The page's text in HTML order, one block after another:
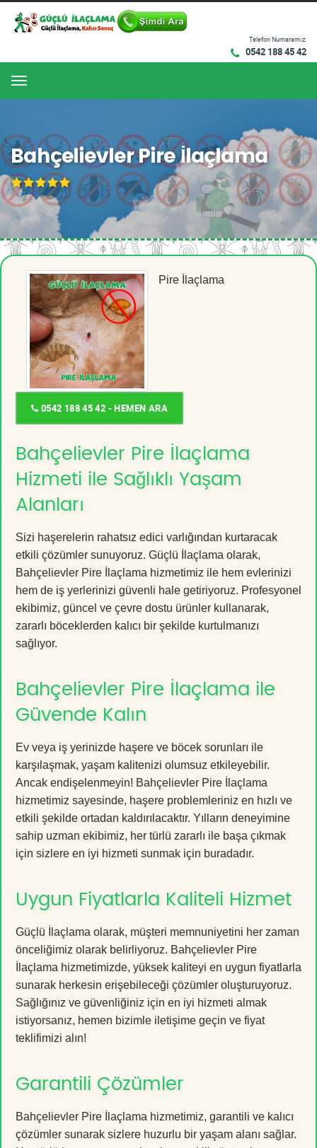
Telefon Numaramız:
0542 188 45 42
Menu
Bahçelievler Pire İlaçlama
Pire İlaçlama
0542 188 45 42 - HEMEN ARA
Bahçelievler Pire İlaçlama
Hizmeti ile Sağlıklı Yaşam
Alanları
Sizi haşerelerin rahatsız edici varlığından kurtaracak
etkili çözümler sunuyoruz. Güçlü İlaçlama olarak,
Bahçelievler Pire İlaçlama hizmetimiz ile hem evlerinizi
hem de iş yerlerinizi güvenli hale getiriyoruz. Profesyonel
ekibimiz, güncel ve çevre dostu ürünler kullanarak,
zararlı böceklerden kalıcı bir şekilde kurtulmanızı
sağlıyor.
Bahçelievler Pire İlaçlama ile
Güvende Kalın
Ev veya iş yerinizde haşere ve böcek sorunları ile
karşılaşmak, yaşam kalitenizi olumsuz etkileyebilir.
Ancak endişelenmeyin! Bahçelievler Pire İlaçlama
hizmetimiz sayesinde, haşere problemleriniz en hızlı ve
etkili şekilde ortadan kaldırılacaktır. Yılların deneyimine
sahip uzman ekibimiz, her türlü zararlı ile başa çıkmak
için sizlere en iyi hizmeti sunmak için buradadır.
Uygun Fiyatlarla Kaliteli Hizmet
Güçlü İlaçlama olarak, müşteri memnuniyetini her zaman
önceliğimiz olarak belirliyoruz. Bahçelievler Pire
İlaçlama hizmetimizde, yüksek kaliteyi en uygun fiyatlarla
sunarak herkesin erişebileceği çözümler oluşturuyoruz.
Sağlığınız ve güvenliğiniz için en iyi hizmeti almak
istiyorsanız, hemen bizimle iletişime geçin ve fiyat
teklifimizi alın!
Garantili Çözümler
Bahçelievler Pire İlaçlama hizmetimiz, garantili ve kalıcı
çözümler sunarak sizlere huzurlu bir yaşam alanı sağlar.